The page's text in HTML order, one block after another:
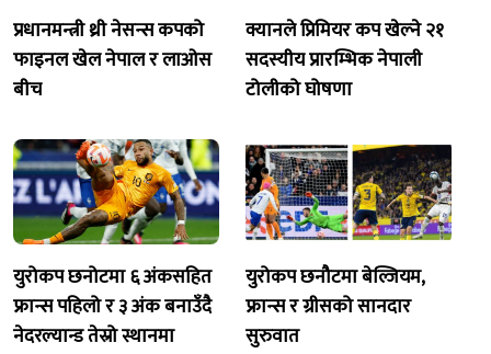
प्रधानमन्त्री थ्री नेसन्स कपको
फाइनल खेल नेपाल र लाओस
बीच
क्यानले प्रिमियर कप खेल्ने २१
सदस्यीय प्रारम्भिक नेपाली
टोलीको घोषणा
युरोकप छनोटमा ६ अंकसहित
फ्रान्स पहिलो र ३ अंक बनाउँदै
नेदरल्यान्ड तेस्रो स्थानमा
युरोकप छनौटमा बेल्जियम,
फ्रान्स र ग्रीसको सानदार
सुरुवात